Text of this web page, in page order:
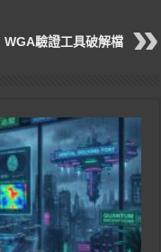
WGA驗證工具破解檔